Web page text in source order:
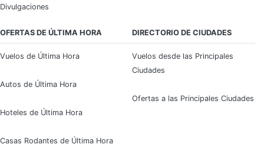
Divulgaciones
OFERTAS DE ÚLTIMA HORA
Vuelos de Última Hora
Autos de Última Hora
Hoteles de Última Hora
Casas Rodantes de Última Hora
DIRECTORIO DE CIUDADES
Vuelos desde las Principales
Ciudades
Ofertas a las Principales Ciudades